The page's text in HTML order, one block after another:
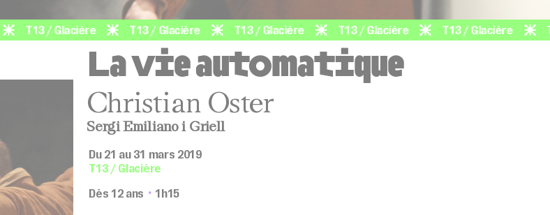
T13 / Glacière T13 / Glacière T13 / Glacière T13 / Glacière T13 / Glacière T13
La vie automatique
Christian Oster
Sergi Emiliano i Griell
Du 21 au 31 mars 2019
T13 / Glacière
Dès 12 ans
1h15